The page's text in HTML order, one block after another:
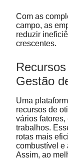
Com as
campo, as
reduzir
crescentes.
Gestão
Uma
recursos de
vários
trabalhos.
rotas mais
combustível e
Assim, ao